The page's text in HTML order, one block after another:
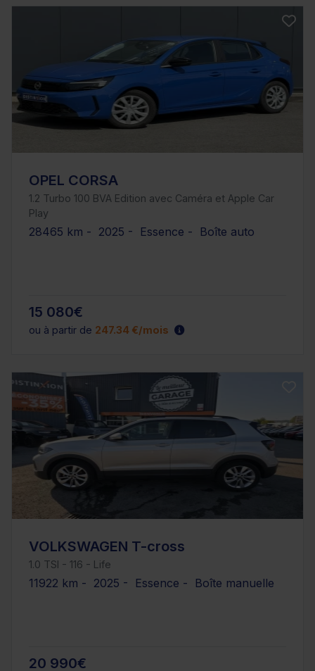
OPEL CORSA
1.2 Turbo 100 BVA Edition avec Caméra et Apple Car
Play
28465 km - 2025 - Essence - Boîte auto
15 080€
ou à partir de 247.34 €/mois
VOLKSWAGEN T-cross
1.0 TSI - 116 - Life
11922 km - 2025 - Essence - Boîte manuelle
20 990€